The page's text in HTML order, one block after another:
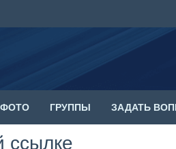
ФОТО ГРУППЫ ЗАДАТЬ
ссылке